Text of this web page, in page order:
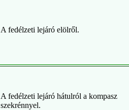
A fedélzeti lejáró elölről.
A fedélzeti lejáró hátulról a kompasz
szekrénnyel.